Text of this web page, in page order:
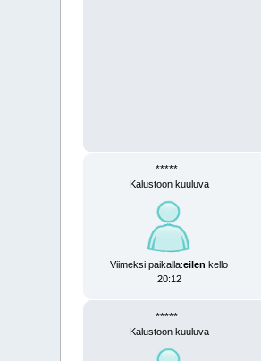
*****
Kalustoon kuuluva
Viimeksi paikalla:eilen kello
20:12
*****
Kalustoon kuuluva